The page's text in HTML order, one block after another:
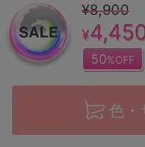
¥8,900
¥
50%OFF
色・